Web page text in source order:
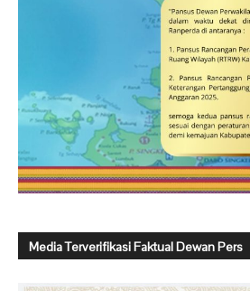
Media Terverifikasi Faktual Dewan Pers